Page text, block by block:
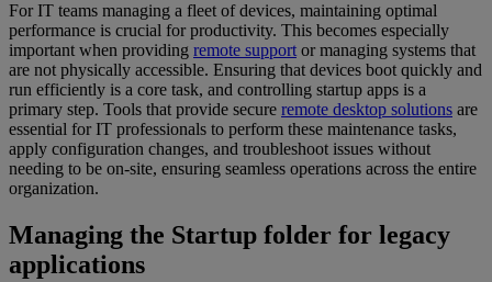
For IT teams managing a fleet of devices, maintaining optimal
performance is crucial for productivity. This becomes especially
important when providing remote support or managing systems that
are not physically accessible. Ensuring that devices boot quickly and
run efficiently is a core task, and controlling startup apps is a
primary step. Tools that provide secure remote desktop solutions are
essential for IT professionals to perform these maintenance tasks,
apply configuration changes, and troubleshoot issues without
needing to be on-site, ensuring seamless operations across the entire
organization.
Managing the Startup folder for legacy
applications